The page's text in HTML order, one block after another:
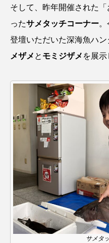
ナンヨウマンタ ニ
ニシキフウライウオ
ニジハギ ニジマス
ニホンナマズ ニュ
ヌノサラシ ヌマガ
ネコギギ
ノロゲンゲ ハス
ハタハタ ハダカゾ
ハナシャコ ハナダイ
そして、昨年開催された
ったサメタッチコーナー
登壇いただいた深海魚ハ
メザメ と モミジザメ を展示
サメタ